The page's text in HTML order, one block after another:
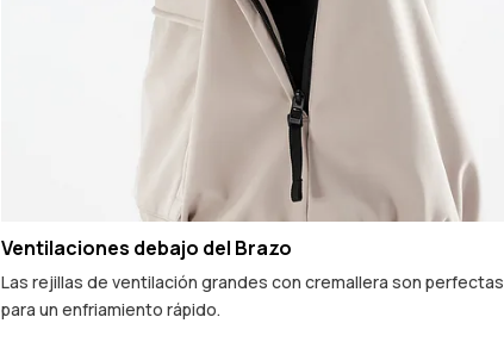
Ventilaciones debajo del Brazo
Las rejillas de ventilación grandes con cremallera son perfectas
para un enfriamiento rápido.